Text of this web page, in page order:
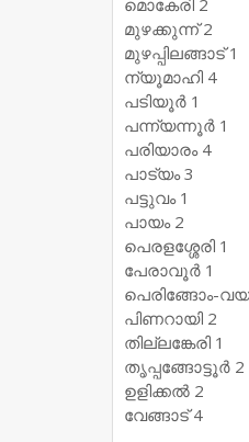
മുഴക്കുന്ന് 2
മുഴപ്പിലങ്ങാട് 1
ന്യൂമാഹി 4
പടിയൂര്‍ 1
പന്ന്യന്നൂര്‍ 1
പരിയാരം 4
പാട്യം 3
പട്ടുവം 1
പായം 2
പെരളശ്ശേരി 1
പേരാവൂര്‍ 1
പെരിങ്ങോം-
പിണറായി 2
തില്ലങ്കേരി 1
തൃപ്പങ്ങോട്ടൂര്‍ 2
ഉളിക്കല്‍ 2
വേങ്ങാട് 4